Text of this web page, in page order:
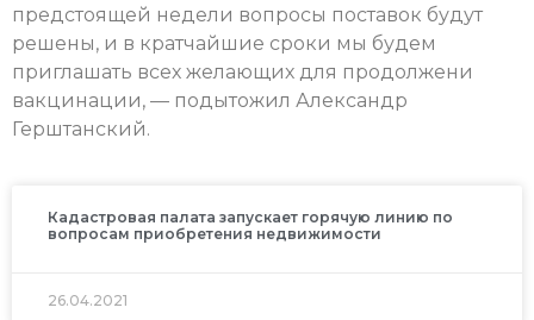
предстоящей недели вопросы поставок будут
решены, и в кратчайшие сроки мы будем
приглашать всех желающих для продолжени
вакцинации, — подытожил Александр
Герштанский.
Кадастровая палата запускает горячую линию по
вопросам приобретения недвижимости
26.04.2021